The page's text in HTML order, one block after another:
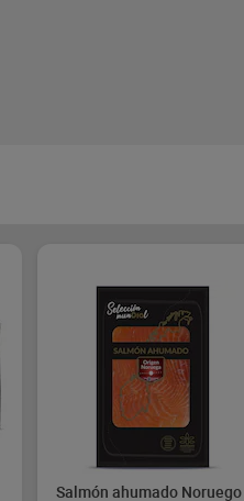
Salmón ahumado Noruego